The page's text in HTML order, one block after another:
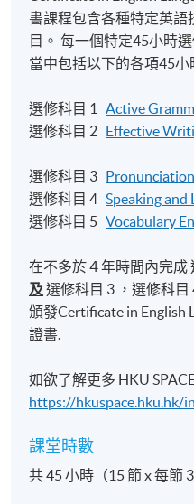
書課程包含各種特定英
目。 每一個特定45小時
當中包括以下的各項45小
選修科目 1Active
選修科目 2 Effective
選修科目 3
選修科目 4Speaking and
選修科目 5Vocabulary
在不多於４年時間內完
及 選修科目 3 ，選修科
頒發Certificate in English
證書.
如欲了解更多 HKU
https://hkuspace.hku.hk/
課堂時數
共 45 小時（15 節 x 每節